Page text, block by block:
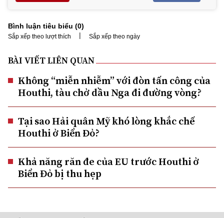
Bình luận tiêu biểu (0)
Sắp xếp theo lượt thích | Sắp xếp theo ngày
BÀI VIẾT LIÊN QUAN
Không “miễn nhiễm” với đòn tấn công của
Houthi, tàu chở dầu Nga đi đường vòng?
Tại sao Hải quân Mỹ khó lòng khắc chế
Houthi ở Biển Đỏ?
Khả năng răn đe của EU trước Houthi ở
Biển Đỏ bị thu hẹp